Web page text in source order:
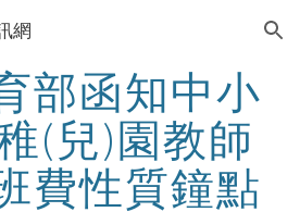
Skip to navigation
網
部函知中小
(兒)園教師
費性質鐘點